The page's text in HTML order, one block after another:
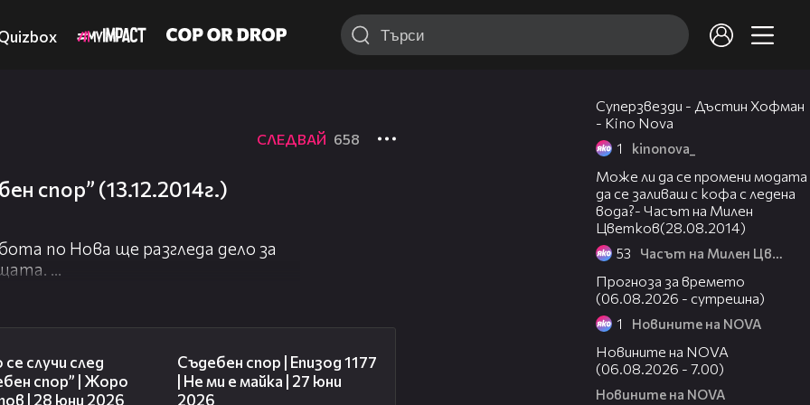
СЛЕДВАЙ 658
спор” (13.12.2014г.)
по Нова ще разгледа дело за
грижи за детето и то било
Ответникът заявява, че ищцата е
се случи след
спор” | Жоро
| 28 юни 2026
Съдебен спор | Епизод 1177
| Не ми е майка | 27 юни
2026
Суперзвезди - Дъстин Хофман
- Kino Nova
1 kinonova_
Може ли да се промени модата
да се заливаш с кофа с ледена
вода?- Часът на Милен
Цветков(28.08.2014)
53 Часът на Милен Цветков
Прогноза за времето
(06.08.2026 - сутрешна)
1 Новините на NOVA
Новините на NOVA
(06.08.2026 - 7.00)
Новините на NOVA